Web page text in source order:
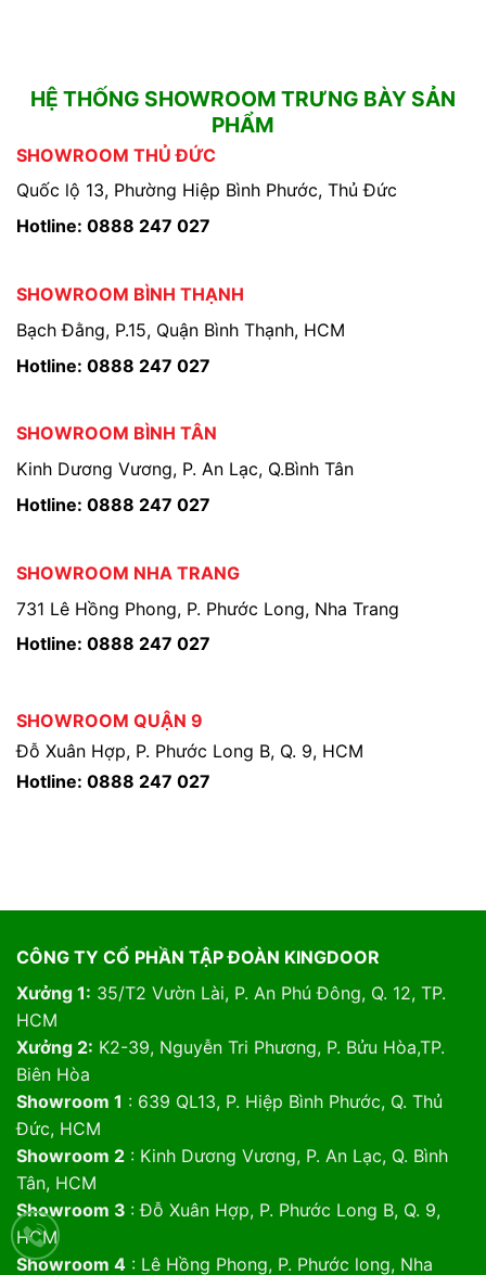
HỆ THỐNG SHOWROOM TRƯNG BÀY SẢN
PHẨM
SHOWROOM THỦ ĐỨC
Quốc lộ 13, Phường Hiệp Bình Phước, Thủ Đức
Hotline: 0888 247 027
SHOWROOM BÌNH THẠNH
Bạch Đằng, P.15, Quận Bình Thạnh, HCM
Hotline: 0888 247 027
SHOWROOM BÌNH TÂN
Kinh Dương Vương, P. An Lạc, Q.Bình Tân
Hotline: 0888 247 027
SHOWROOM NHA TRANG
731 Lê Hồng Phong, P. Phước Long, Nha Trang
Hotline: 0888 247 027
SHOWROOM QUẬN 9
Đỗ Xuân Hợp, P. Phước Long B, Q. 9, HCM
Hotline: 0888 247 027
CÔNG TY CỔ PHẦN TẬP ĐOÀN KINGDOOR
Xưởng 1: 35/T2 Vườn Lài, P. An Phú Đông, Q. 12, TP.
HCM
Xưởng 2: K2-39, Nguyễn Tri Phương, P. Bửu Hòa,TP.
Biên Hòa
Showroom 1 : 639 QL13, P. Hiệp Bình Phước, Q. Thủ
Đức, HCM
Showroom 2: Kinh Dương Vương, P. An Lạc, Q. Bình
Tân, HCM
Showroom 3 : Đỗ Xuân Hợp, P. Phước Long B, Q. 9,
HCM
Showroom 4: Lê Hồng Phong, P. Phước long, Nha